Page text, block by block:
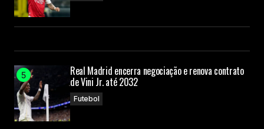
Real Madrid encerra negociação e renova contrato
de Vini Jr. até 2032
Futebol